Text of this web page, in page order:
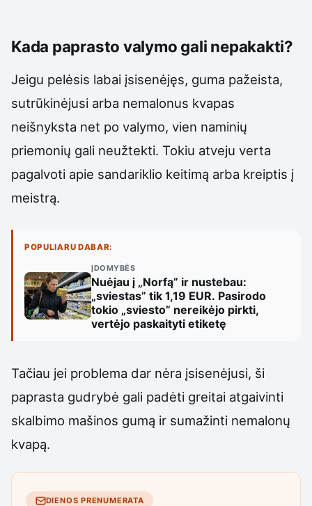
Kada paprasto valymo gali nepakakti?
Jeigu pelėsis labai įsisenėjęs, guma pažeista,
sutrūkinėjusi arba nemalonus kvapas
neišnyksta net po valymo, vien naminių
priemonių gali neužtekti. Tokiu atveju verta
pagalvoti apie sandariklio keitimą arba kreiptis į
meistrą.
POPULIARU DABAR:
ĮDOMYBĖS
Nuėjau į „Norfą” ir nustebau:
„sviestas” tik 1,19 EUR. Pasirodo
tokio „sviesto” nereikėjo pirkti,
vertėjo paskaityti etiketę
Tačiau jei problema dar nėra įsisenėjusi, ši
paprasta gudrybė gali padėti greitai atgaivinti
skalbimo mašinos gumą ir sumažinti nemalonų
kvapą.
DIENOS PRENUMERATA